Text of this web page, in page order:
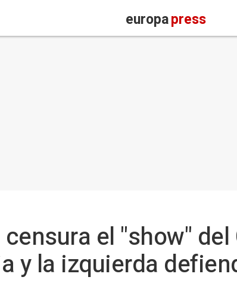
europapress
el "show"
y la izquierda